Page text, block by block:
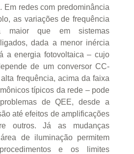
Em redes com predominância
as variações de frequência
maior que em sistemas
dada a menor inércia
a energia fotovoltaica – cujo
de um conversor CC-
frequência, acima da faixa
típicos da rede – pode
de QEE, desde a
até efeitos de amplificações
outros. Já as mudanças
de iluminação permitem
e os limites